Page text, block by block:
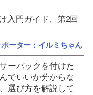
入門ガイド、第2回
ポーター：イルミちゃん
ーバックを付けた
でいいか分からな
選び方を解説して